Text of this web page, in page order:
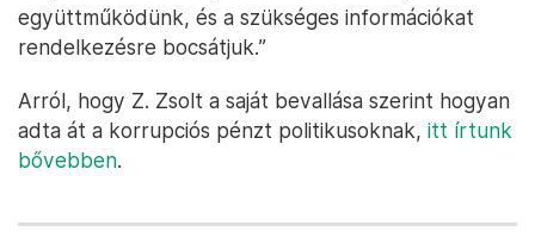
együttműködünk, és a szükséges információkat
rendelkezésre bocsátjuk.”
Arról, hogy Z. Zsolt a saját bevallása szerint hogyan
adta át a korrupciós pénzt politikusoknak, itt írtunk
bővebben.